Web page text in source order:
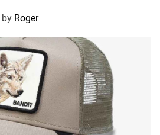
by Roger